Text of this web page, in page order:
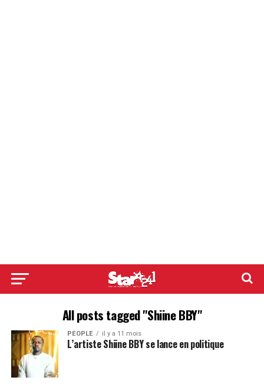
All posts tagged "Shiine BBY"
PEOPLE il y a 11 mois
L’artiste Shiine BBY se lance en politique